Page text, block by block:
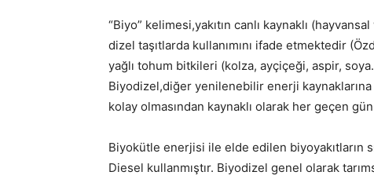
“Biyo” kelimesi,yakıtın canlı kaynaklı
dizel taşıtlarda kullanımını ifade etmektedir
yağlı tohum bitkileri (kolza, ayçiçeği, aspir,
Biyodizel,diğer yenilenebilir enerji
kolay olmasından kaynaklı olarak her geçen
Biyokütle enerjisi ile elde edilen biyoyakıtların
Diesel kullanmıştır. Biyodizel genel olarak